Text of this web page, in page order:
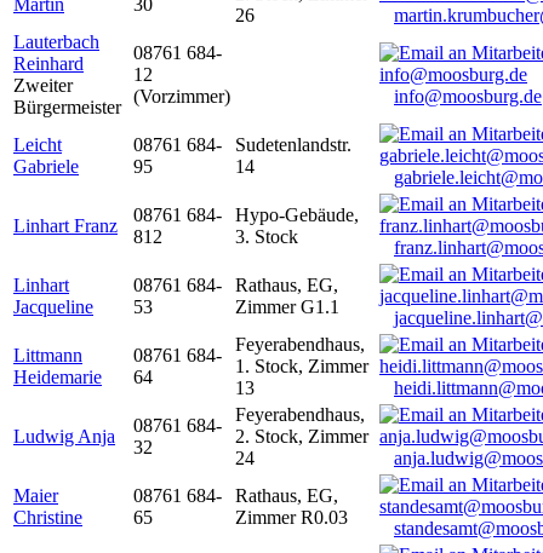
Martin
30
26
Lauterbach
Reinhard
Zweiter
Bürgermeister
08761 684-
12
(Vorzimmer)
info@moosburg.de
Leicht
Gabriele
08761 684-
95
Sudetenlandstr.
14
Linhart Franz
08761 684-
812
Hypo-Gebäude,
3. Stock
Linhart
Jacqueline
08761 684-
53
Rathaus, EG,
Zimmer G1.1
Littmann
Heidemarie
08761 684-
64
Feyerabendhaus,
1. Stock, Zimmer
13
Ludwig Anja
08761 684-
32
Feyerabendhaus,
2. Stock, Zimmer
24
Maier
Christine
08761 684-
65
Rathaus, EG,
Zimmer R0.03